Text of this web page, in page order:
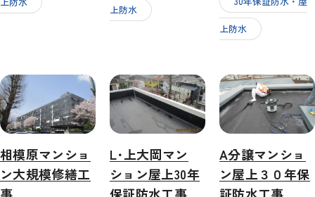
上防水
上防水
相模原マンショ
ン大規模修繕工
事
L･上大岡マン
ション屋上30年
保証防水工事
A分譲マンショ
ン屋上３０年保
証防水工事